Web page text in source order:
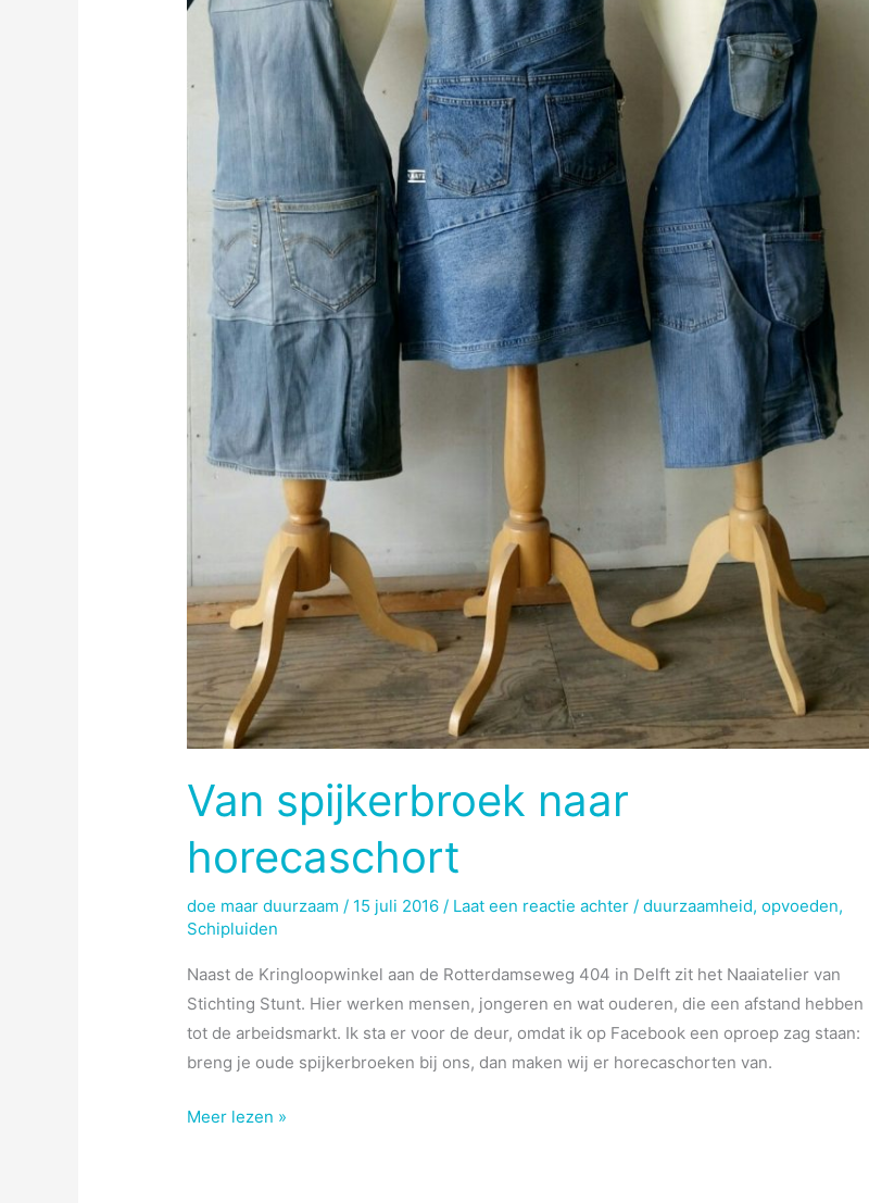
Van spijkerbroek naar
horecaschort
doe maar duurzaam / 15 juli 2016/ Laat een reactie achter /duurzaamheid,opvoeden,
Schipluiden
Naast de Kringloopwinkel aan de Rotterdamseweg 404 in Delft zit het Naaiatelier van
Stichting Stunt. Hier werken mensen, jongeren en wat ouderen, die een afstand hebben
tot de arbeidsmarkt. Ik sta er voor de deur, omdat ik op Facebook een oproep zag staan:
breng je oude spijkerbroeken bij ons, dan maken wij er horecaschorten van.
Van
Meer lezen »